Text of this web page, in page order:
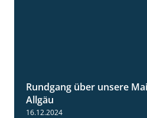
Rundgang über unsere
Allgäu
16.12.2024